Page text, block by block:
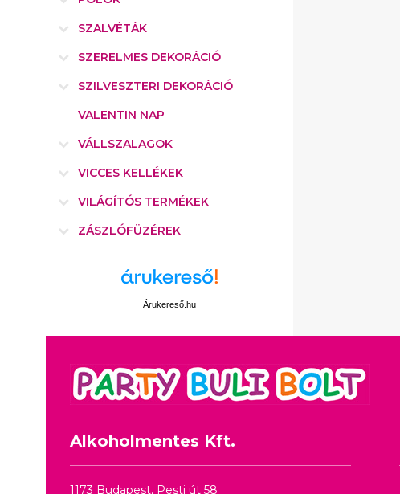
SZALVÉTÁK
SZERELMES DEKORÁCIÓ
SZILVESZTERI DEKORÁCIÓ
VALENTIN NAP
VÁLLSZALAGOK
VICCES KELLÉKEK
VILÁGÍTÓS TERMÉKEK
ZÁSZLÓFÜZÉREK
Árukereső.hu
Alkoholmentes Kft.
1173 Budapest, Pesti út 58